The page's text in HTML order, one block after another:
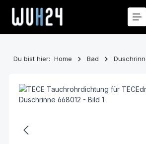
Zum Hauptinhalt springen
Du bist hier: Home Bad